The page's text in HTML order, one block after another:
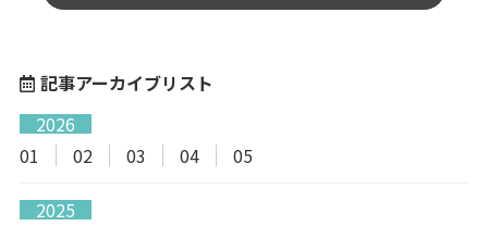
記事アーカイブリスト
2026
01
02 03 04 05
2025